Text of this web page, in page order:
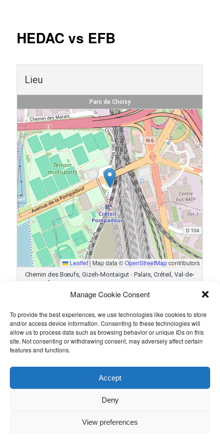
Manage Cookie Consent
To provide the best experiences, we use technologies like cookies to store
and/or access device information. Consenting to these technologies will
allow us to process data such as browsing behavior or unique IDs on this
site. Not consenting or withdrawing consent, may adversely affect certain
features and functions.
Accept
Deny
View preferences
HEDAC vs EFB
Lieu
Parc de Choisy
Leaflet | Map data ©OpenStreetMapcontributors
Chemin des Bœufs, Gizeh-Montaigut - Palais, Créteil, Val-de-
Résultats
Équipe Goals
HEDAC
EFB
5
Ce contenu a été publié parGuillaume PETIT. Mettez-le en favori
Politique de confidentialité